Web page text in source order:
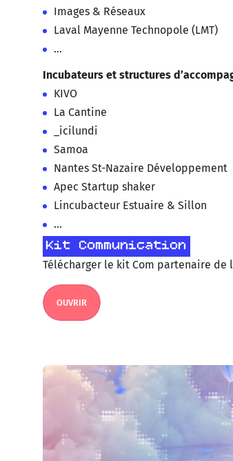
Images & Réseaux
Laval Mayenne Technopole (LMT)
...
Incubateurs et structures
KIVO
La Cantine
_icilundi
Samoa
Nantes St-Nazaire Développement
Apec Startup shaker
Lincubacteur Estuaire & Sillon
...
Kit Communication
Télécharger le kit Com partenaire de
OUVRIR